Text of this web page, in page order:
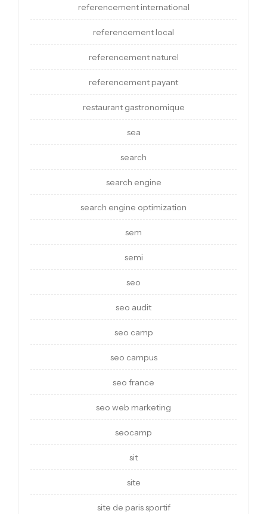
referencement international
referencement local
referencement naturel
referencement payant
restaurant gastronomique
sea
search
search engine
search engine optimization
sem
semi
seo
seo audit
seo camp
seo campus
seo france
seo web marketing
seocamp
sit
site
site de paris sportif